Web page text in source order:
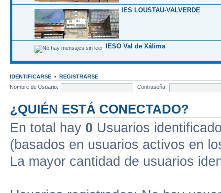
IES LOUSTAU-VALVERDE
IESO Val de Xálima
IDENTIFICARSE • REGISTRARSE
Nombre de Usuario:
Contraseña:
¿QUIÉN ESTÁ CONECTADO?
En total hay 0 Usuarios
(basados en usuarios activos en
La mayor cantidad de usuarios